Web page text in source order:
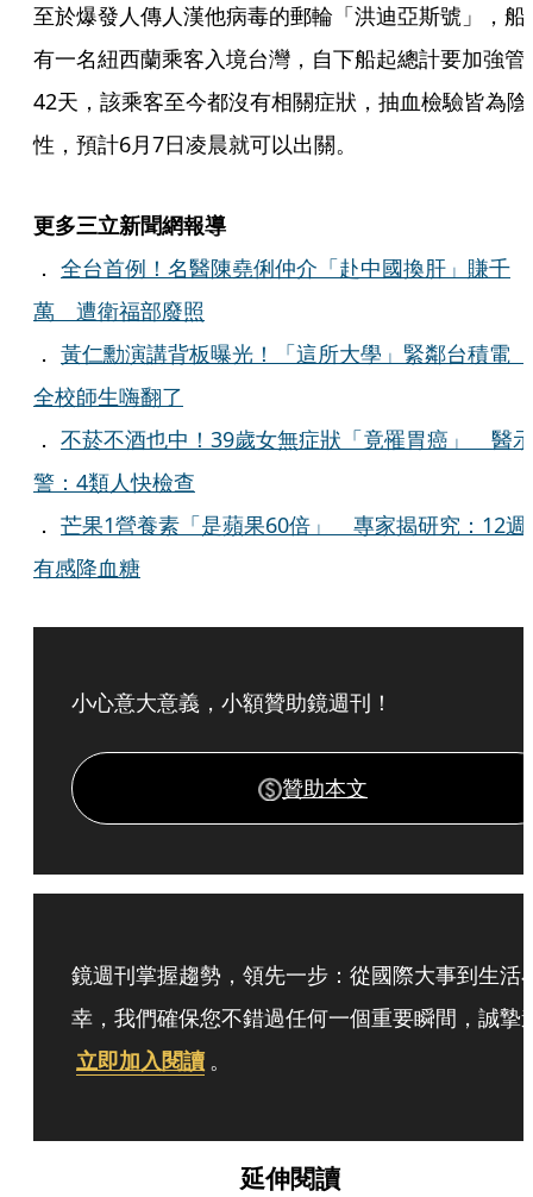
至於爆發人傳人漢他病毒的郵輪「洪迪亞斯號」，船
有一名紐西蘭乘客入境台灣，自下船起總計要加強管
42天，該乘客至今都沒有相關症狀，抽血檢驗皆為陰
性，預計6月7日凌晨就可以出關。
更多三立新聞網報導
． 全台首例！名醫陳堯俐仲介「赴中國換肝」賺千
萬 遭衛福部廢照
． 黃仁勳演講背板曝光！「這所大學」緊鄰台積電
全校師生嗨翻了
． 不菸不酒也中！39歲女無症狀「竟罹胃癌」 醫示
警：4類人快檢查
． 芒果1營養素「是蘋果60倍」 專家揭研究：12週
有感降血糖
小心意大意義，小額贊助鏡週刊！
贊助本文
鏡週刊掌握趨勢，領先一步：從國際大事到生活
幸，我們確保您不錯過任何一個重要瞬間，誠摯
立即加入閱讀 。
延伸閱讀